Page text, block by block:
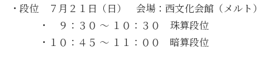
・段位 ７月２１日（日） 会場：西文化会館（メルト）
・ ９：３０ ～ １０：３０ 珠算段位
・１０：４５ ～ １１：００ 暗算段位